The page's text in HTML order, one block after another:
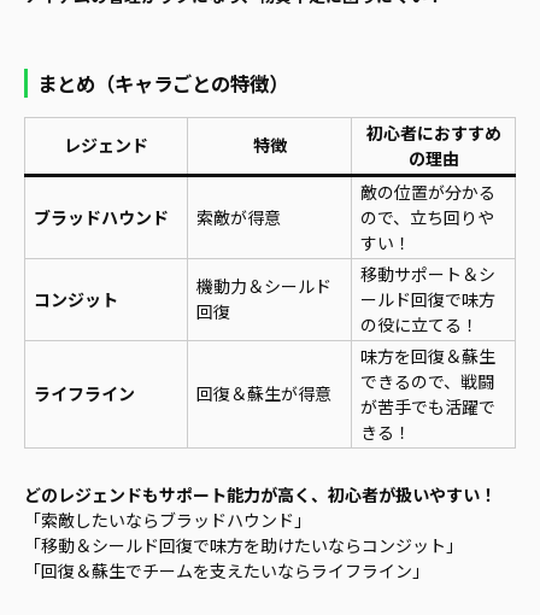
まとめ（キャラごとの特徴）
レジェンド 特徴
初心者におすすめ
の理由
ブラッドハウンド 索敵が得意
敵の位置が分かる
ので、立ち回りや
すい！
コンジット
機動力＆シールド
回復
移動サポート＆シ
ールド回復で味方
の役に立てる！
ライフライン 回復＆蘇生が得意
味方を回復＆蘇生
できるので、戦闘
が苦手でも活躍で
きる！
どのレジェンドもサポート能力が高く、初心者が扱いやすい！
「索敵したいならブラッドハウンド」
「移動＆シールド回復で味方を助けたいならコンジット」
「回復＆蘇生でチームを支えたいならライフライン」